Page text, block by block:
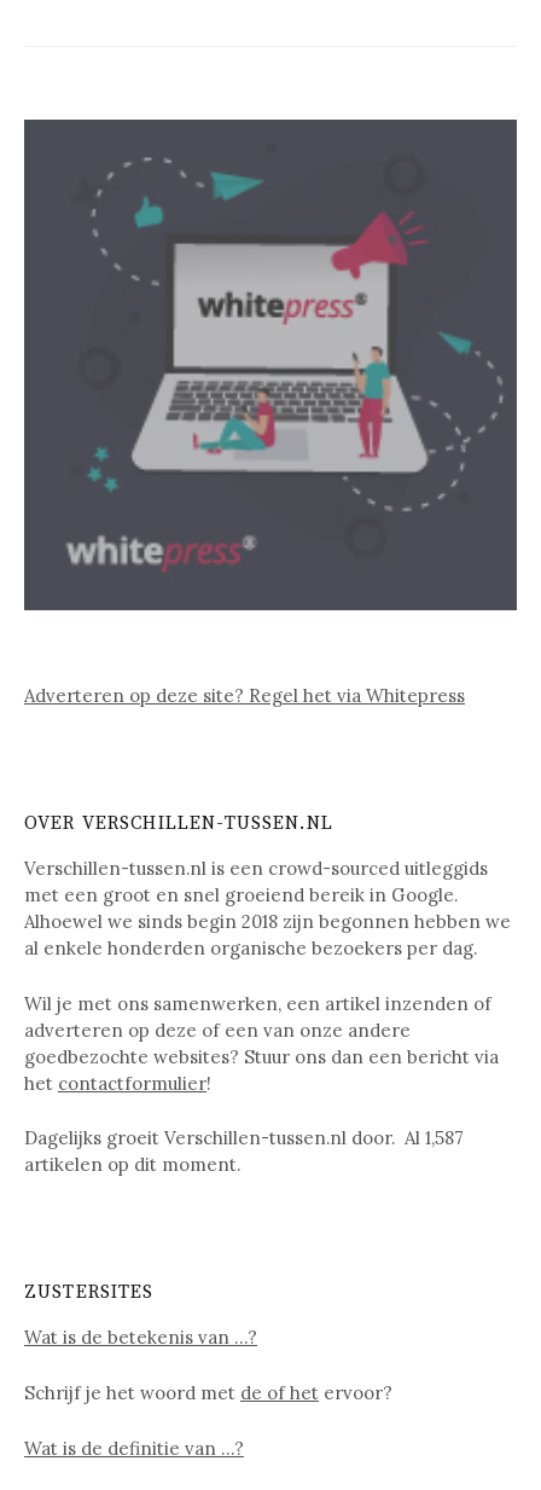
Adverteren op deze site? Regel het via Whitepress
OVER VERSCHILLEN-TUSSEN.NL
Verschillen-tussen.nl is een crowd-sourced uitleggids
met een groot en snel groeiend bereik in Google.
Alhoewel we sinds begin 2018 zijn begonnen hebben we
al enkele honderden organische bezoekers per dag.
Wil je met ons samenwerken, een artikel inzenden of
adverteren op deze of een van onze andere
goedbezochte websites? Stuur ons dan een bericht via
het contactformulier!
Dagelijks groeit Verschillen-tussen.nl door. Al 1,587
artikelen op dit moment.
ZUSTERSITES
Wat is de betekenis van …?
Schrijf je het woord met de of het ervoor?
Wat is de definitie van …?